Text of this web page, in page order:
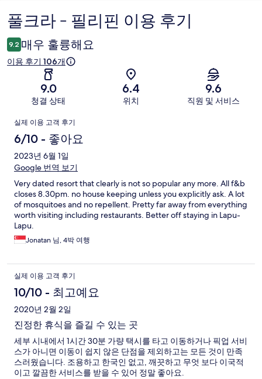
이
용
후
풀크라 - 필리핀 이용 후기
9.2 매우 훌륭해요
이용 후기 106개
9.0
청결 상태
6.4
위치
9.6
직원 및 서비스
이
용
후
기
실제 이용 고객 후기
6/10 - 좋아요
2023년 6월 1일
Google 번역 보기
Very dated resort that clearly is not so popular any more. All f&b
closes 8.30pm. no house keeping unless you explicitly ask. A lot
of mosquitoes and no repellent. Pretty far away from everything
worth visiting including restaurants. Better off staying in Lapu-
Lapu.
Jonatan 님, 4박 여행
실제 이용 고객 후기
10/10 - 최고예요
2020년 2월 2일
진정한 휴식을 즐길 수 있는 곳
세부 시내에서 1시간 30분 가량 택시를 타고 이동하거나 픽업 서비
스가 아니면 이동이 쉽지 않은 단점을 제외하고는 모든 것이 만족
스러웠습니다. 조용하고 한국인 없고, 깨끗하고 무엇 보다 이국적
이고 깔끔한 서비스를 받을 수 있어 정말 좋아요.